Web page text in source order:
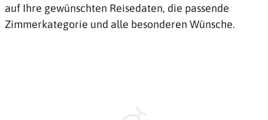
auf Ihre gewünschten Reisedaten, die passende
Zimmerkategorie und alle besonderen Wünsche.